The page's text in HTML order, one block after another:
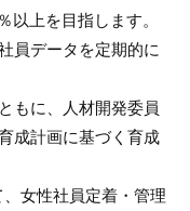
上を目指します。
員データを定期的に
もに、人材開発委員
成計画に基づく育成
、女性社員定着・管理